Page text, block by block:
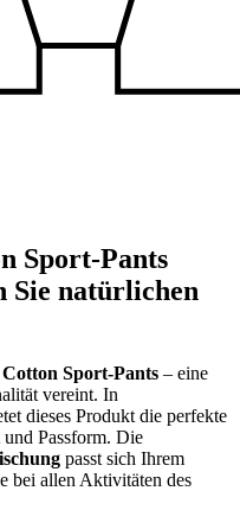
Sport-Pants
Sie natürlichen
Sport-Pants – eine
vereint. In
dieses Produkt die perfekte
Passform. Die
passt sich Ihrem
bei allen Aktivitäten des